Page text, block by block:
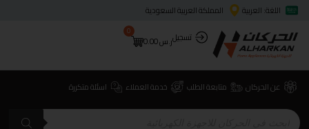
اللغة: العربية
المملكة العربية السعودية
تسجيلر.س0.00
0
عن الحركان متابعة الطلب خدمة العملاء اسئلة متكررة